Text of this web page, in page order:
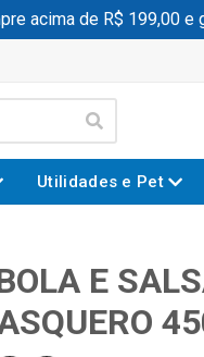
acima de R$ 199,00 e
Utilidades e Pet
E